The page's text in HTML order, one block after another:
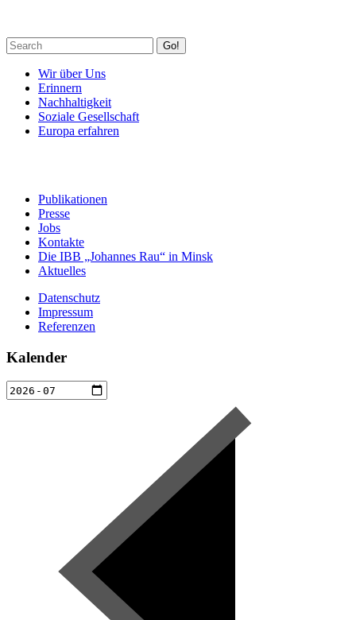
Go!
Wir über Uns
Erinnern
Nachhaltigkeit
Soziale Gesellschaft
Europa erfahren
Publikationen
Presse
Jobs
Kontakte
Die IBB „Johannes Rau“ in Minsk
Aktuelles
Datenschutz
Impressum
Referenzen
Kalender